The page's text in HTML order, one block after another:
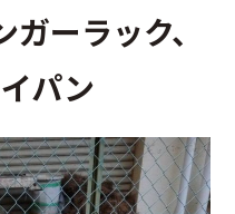
ーラック、
パン